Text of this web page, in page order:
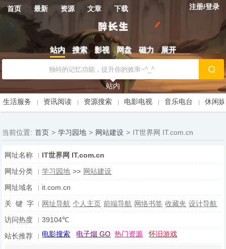
首页 最新 资源 文章 下载 注册/登录
站内 搜索 影视 网盘 磁力 展开
站内
生活服务
资讯阅读 资源搜索 电影电视 音乐电台 休闲
当前位置: 首页 > 学习园地 > 网站建设 > IT世界网 IT.com.cn
网址名称
IT世界网 IT.com.cn
网址分类
学习园地 >> 网站建设
网址域名
it.com.cn
关 键 字
网址导航 个人主页 前端导航 网络书签 收藏夹 设计导航
访问热度
39104℃
站长推荐
电影搜索 电子烟 GO 热门资源 怀旧游戏